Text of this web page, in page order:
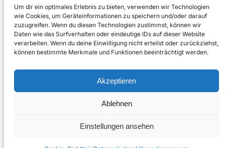
Um dir ein optimales Erlebnis zu bieten, verwenden wir Technologien
wie Cookies, um Geräteinformationen zu speichern und/oder darauf
zuzugreifen. Wenn du diesen Technologien zustimmst, können wir
Daten wie das Surfverhalten oder eindeutige IDs auf dieser Website
verarbeiten. Wenn du deine Einwilligung nicht erteilst oder zurückziehst,
können bestimmte Merkmale und Funktionen beeinträchtigt werden.
Akzeptieren
Ablehnen
Einstellungen ansehen
Lecker essen – gesund leben.
Copyright © 2026 Designed by